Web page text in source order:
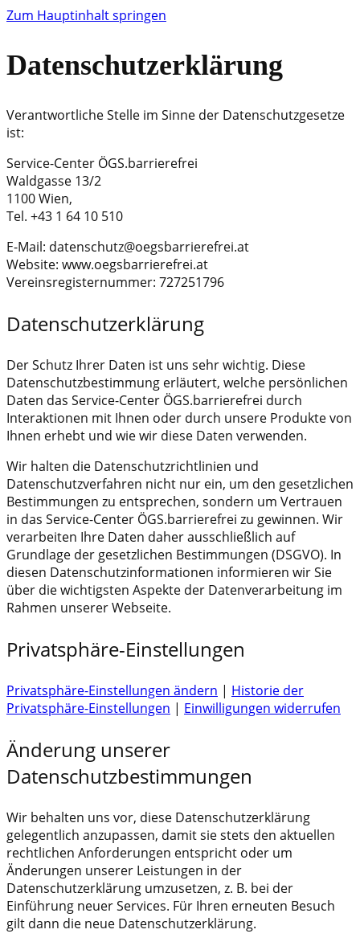
Zum Hauptinhalt springen
Datenschutzerklärung
Verantwortliche Stelle im Sinne der Datenschutzgesetze
ist:
Service-Center ÖGS.barrierefrei
Waldgasse 13/2
1100 Wien,
Tel. +43 1 64 10 510
E-Mail: datenschutz@oegsbarrierefrei.at
Website: www.oegsbarrierefrei.at
Vereinsregisternummer: 727251796
Datenschutzerklärung
Der Schutz Ihrer Daten ist uns sehr wichtig. Diese
Datenschutzbestimmung erläutert, welche persönlichen
Daten das Service-Center ÖGS.barrierefrei durch
Interaktionen mit Ihnen oder durch unsere Produkte von
Ihnen erhebt und wie wir diese Daten verwenden.
Wir halten die Datenschutzrichtlinien und
Datenschutzverfahren nicht nur ein, um den gesetzlichen
Bestimmungen zu entsprechen, sondern um Vertrauen
in das Service-Center ÖGS.barrierefrei zu gewinnen. Wir
verarbeiten Ihre Daten daher ausschließlich auf
Grundlage der gesetzlichen Bestimmungen (DSGVO). In
diesen Datenschutzinformationen informieren wir Sie
über die wichtigsten Aspekte der Datenverarbeitung im
Rahmen unserer Webseite.
Privatsphäre-Einstellungen
Privatsphäre-Einstellungen ändern | Historie der
Privatsphäre-Einstellungen | Einwilligungen widerrufen
Änderung unserer
Datenschutzbestimmungen
Wir behalten uns vor, diese Datenschutzerklärung
gelegentlich anzupassen, damit sie stets den aktuellen
rechtlichen Anforderungen entspricht oder um
Änderungen unserer Leistungen in der
Datenschutzerklärung umzusetzen, z. B. bei der
Einführung neuer Services. Für Ihren erneuten Besuch
gilt dann die neue Datenschutzerklärung.